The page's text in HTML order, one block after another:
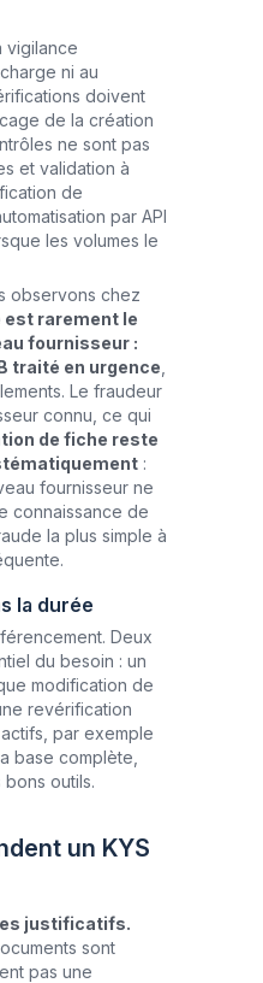
vigilance
ni au
doivent
de la création
ne sont pas
et validation à
de
par API
les volumes le
observons chez
est rarement le
fournisseur :
traité en urgence
Le fraudeur
connu, ce qui
de fiche reste
:
fournisseur ne
connaissance de
la plus simple à
la durée
Deux
du besoin : un
modification de
revérification
par exemple
base complète,
outils.
un KYS
justificatifs.
sont
pas une